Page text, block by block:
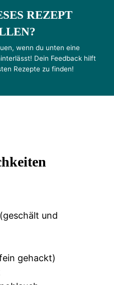
REZEPT
wenn du unten eine
Dein Feedback hilft
Rezepte zu finden!
und
gehackt)